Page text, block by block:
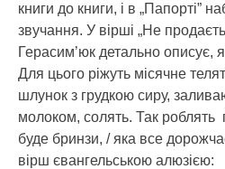
книги до книги, і в „Папорті”
звучання. У вірші „Не
Герасим’юк детально описує,
Для цього ріжуть місячне
шлунок з грудкою сиру,
молоком, солять. Так роблять
буде бринзи, / яка все
вірш євангельською алюзією: